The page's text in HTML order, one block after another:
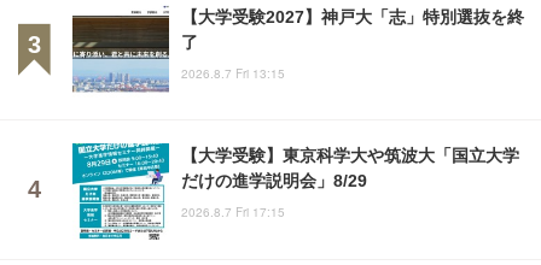
【大学受験2027】神戸大「志」特別選抜を終
了
2026.8.7 Fri 13:15
【大学受験】東京科学大や筑波大「国立大学
だけの進学説明会」8/29
2026.8.7 Fri 17:15